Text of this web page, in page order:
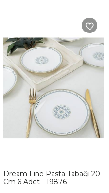
Dream Line Pasta Tabağı 20
Cm 6 Adet - 19876